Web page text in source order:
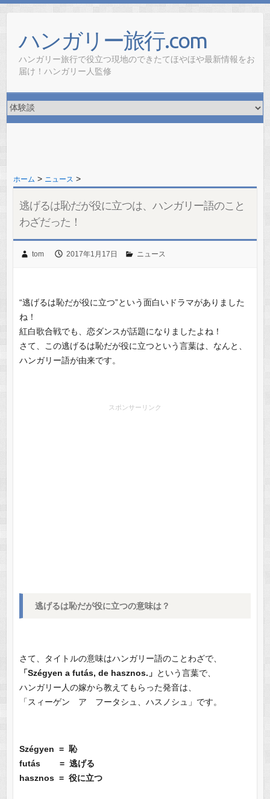
ハンガリー旅行.com
ハンガリー旅行で役立つ現地のできたてほやほや最新情報をお
届け！ハンガリー人監修
ホーム > ニュース >
逃げるは恥だが役に立つは、ハンガリー語のこと
わざだった！
tom 2017年1月17日 ニュース
“逃げるは恥だが役に立つ”という面白いドラマがありました
ね！
紅白歌合戦でも、恋ダンスが話題になりましたよね！
さて、この逃げるは恥だが役に立つという言葉は、なんと、
ハンガリー語が由来です。
スポンサーリンク
逃げるは恥だが役に立つの意味は？
さて、タイトルの意味はハンガリー語のことわざで、
「Szégyen a futás, de hasznos.」 という言葉で、
ハンガリー人の嫁から教えてもらった発音は、
「スィーゲン ア フータシュ、ハスノシュ」です。
Szégyen = 恥
futás = 逃げる
hasznos = 役に立つ